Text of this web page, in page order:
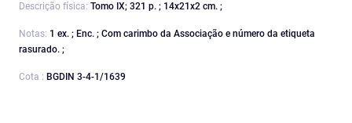
Descrição física: Tomo IX; 321 p. ; 14x21x2 cm. ;
Notas: 1 ex. ; Enc. ; Com carimbo da Associação e número da etiqueta
rasurado. ;
Cota : BGDIN 3-4-1/1639